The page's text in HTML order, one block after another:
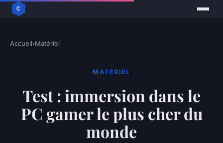
Accueil›Matériel
MATÉRIEL
Test : immersion dans le
PC gamer le plus cher du
monde